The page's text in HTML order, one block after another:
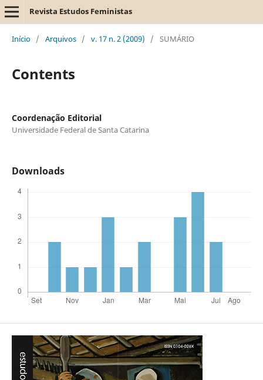
Revista Estudos Feministas
Início / Arquivos / v. 17 n. 2 (2009) / SUMÁRIO
Contents
Coordenação Editorial
Universidade Federal de Santa Catarina
Downloads